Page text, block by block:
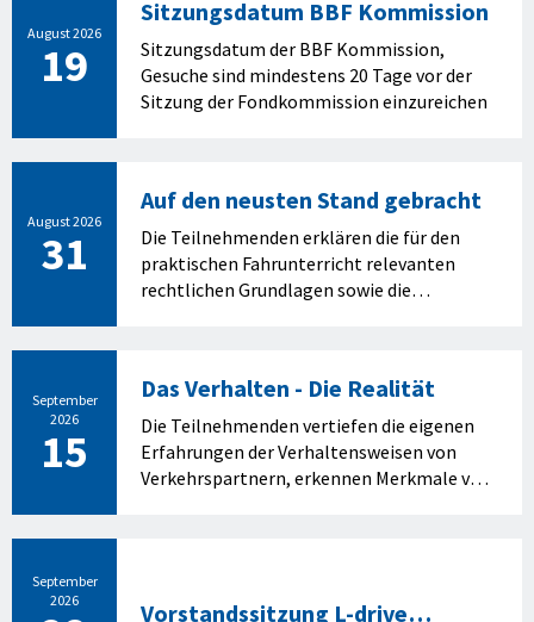
August 2026
19
Sitzungsdatum BBF Kommission
Sitzungsdatum der BBF Kommission,
Gesuche sind mindestens 20 Tage vor der
Sitzung der Fondkommission einzureichen
August 2026
31
Auf den neusten Stand gebracht
Die Teilnehmenden erklären die für den
praktischen Fahrunterricht relevanten
rechtlichen Grundlagen sowie die
situativ an
September
2026
15
Das Verhalten - Die Realität
Die Teilnehmenden vertiefen die eigenen
Erfahrungen der Verhaltensweisen von
Verkehrspartnern, erkennen Merkmale von
praktischen Fahrunterricht, mit welchen
September
2026
Vorstandssitzung L-drive